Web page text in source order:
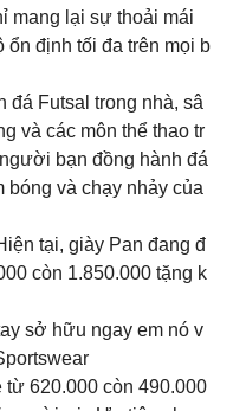
mang lại sự thoải mái
ổn định tối đa trên mọi b
đá Futsal trong nhà, sâ
và các môn thể thao tr
bạn đồng hành đá
bóng và chạy nhảy của
tại, giày Pan đang đ
còn 1.850.000 tặng k
sở hữu ngay em nó v
từ 620.000 còn 490.000